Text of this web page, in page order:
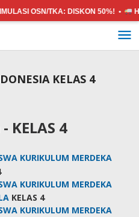
OSN/TKA:DISKON 50%! •
KELAS 4
KELAS 4
KURIKULUM MERDEKA
KURIKULUM MERDEKA
KELAS 4
KURIKULUM MERDEKA